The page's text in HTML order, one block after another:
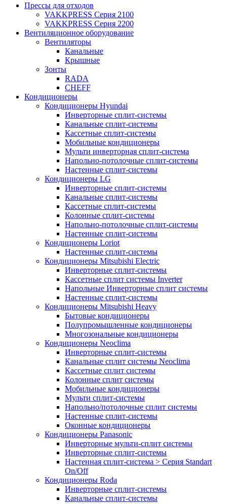
Прессы для отходов
VAKKPRESS Серия 2100
VAKKPRESS Серия 2200
Вентиляционное оборудование
Вентиляторы
Канальные
Крышные
Зонты
RADA
CHEFF
Кондиционеры
Кондиционеры Hyundai
Инверторные сплит-системы
Канальные сплит-системы
Кассетные сплит-системы
Мобильные кондиционеры
Мульти инверторная сплит-система
Напольно-потолочные сплит-системы
Настенные сплит-системы
Кондиционеры LG
Инверторные сплит-системы
Канальные сплит-системы
Кассетные сплит-системы
Колонные сплит-системы
Напольно-потолочные сплит-системы
Настенные сплит-системы
Кондиционеры Loriot
Настенные сплит-системы
Кондиционеры Mitsubishi Electric
Инверторные сплит-системы
Кассетные сплит системы Inverter
Напольные Инверторные сплит системы
Настенные сплит-системы
Кондиционеры Mitsubishi Heavy
Бытовые кондиционеры
Полупромышленные кондиционеры
Многозональные кондиционеры
Кондиционеры Neoclima
Инверторные сплит-системы
Канальные сплит системы Neoclima
Кассетные сплит системы
Колонные сплит системы
Мобильные кондиционеры
Мульти сплит-системы
Напольно/потолочные сплит системы
Настенные сплит-системы
Оконные кондиционеры
Кондиционеры Panasonic
Инверторные мульти-сплит системы
Инверторные сплит-системы
Настенная сплит-система > Серия Standart
On/Off
Кондиционеры Roda
Инверторные сплит-системы
Канальные сплит-системы